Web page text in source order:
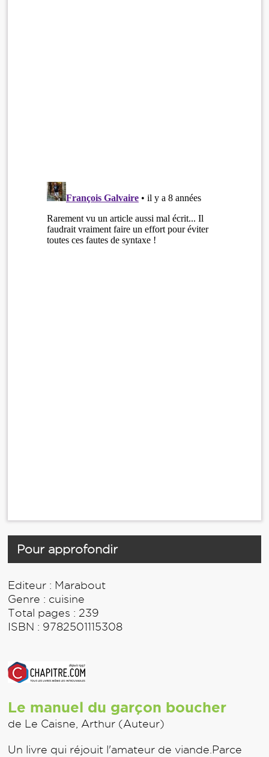
Pour approfondir
Editeur : Marabout
Genre : cuisine
Total pages : 239
ISBN : 9782501115308
Le manuel du garçon boucher
de Le Caisne, Arthur (Auteur)
Un livre qui réjouit l'amateur de viande.Parce